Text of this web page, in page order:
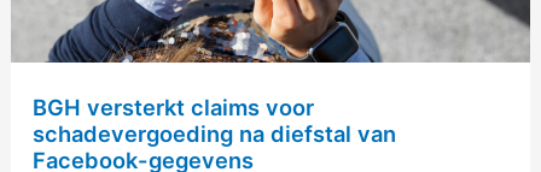
BGH versterkt claims voor
schadevergoeding na diefstal van
Facebook-gegevens